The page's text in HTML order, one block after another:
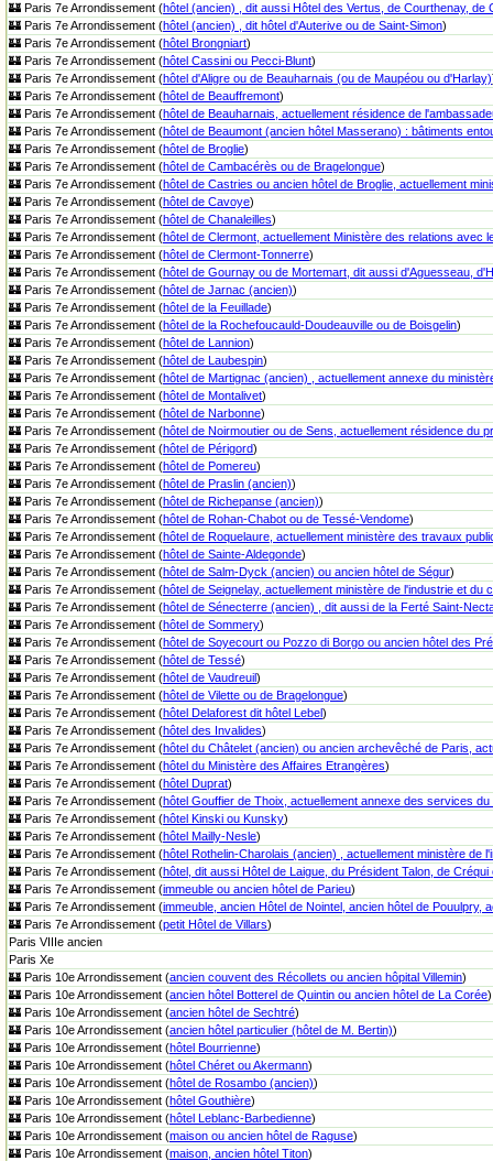
🏰 Paris 7e Arrondissement (hôtel (ancien) , dit aussi Hôtel des Vertus, de Courthenay, de
🏰 Paris 7e Arrondissement (hôtel (ancien) , dit hôtel d'Auterive ou de Saint-Simon)
🏰 Paris 7e Arrondissement (hôtel Brongniart)
🏰 Paris 7e Arrondissement (hôtel Cassini ou Pecci-Blunt)
🏰 Paris 7e Arrondissement (hôtel d'Aligre ou de Beauharnais (ou de Maupéou ou d'Harlay)
🏰 Paris 7e Arrondissement (hôtel de Beauffremont)
🏰 Paris 7e Arrondissement (hôtel de Beauharnais, actuellement résidence de
🏰 Paris 7e Arrondissement (hôtel de Beaumont (ancien hôtel Masserano) : bâtiments
🏰 Paris 7e Arrondissement (hôtel de Broglie)
🏰 Paris 7e Arrondissement (hôtel de Cambacérès ou de Bragelongue)
🏰 Paris 7e Arrondissement (hôtel de Castries ou ancien hôtel de Broglie, actuellement
🏰 Paris 7e Arrondissement (hôtel de Cavoye)
🏰 Paris 7e Arrondissement (hôtel de Chanaleilles)
🏰 Paris 7e Arrondissement (hôtel de Clermont, actuellement Ministère des relations avec
🏰 Paris 7e Arrondissement (hôtel de Clermont-Tonnerre)
🏰 Paris 7e Arrondissement (hôtel de Gournay ou de Mortemart, dit aussi d'Aguesseau,
🏰 Paris 7e Arrondissement (hôtel de Jarnac (ancien))
🏰 Paris 7e Arrondissement (hôtel de la Feuillade)
🏰 Paris 7e Arrondissement (hôtel de la Rochefoucauld-Doudeauville ou de Boisgelin)
🏰 Paris 7e Arrondissement (hôtel de Lannion)
🏰 Paris 7e Arrondissement (hôtel de Laubespin)
🏰 Paris 7e Arrondissement (hôtel de Martignac (ancien) , actuellement annexe du
🏰 Paris 7e Arrondissement (hôtel de Montalivet)
🏰 Paris 7e Arrondissement (hôtel de Narbonne)
🏰 Paris 7e Arrondissement (hôtel de Noirmoutier ou de Sens, actuellement résidence du
🏰 Paris 7e Arrondissement (hôtel de Périgord)
🏰 Paris 7e Arrondissement (hôtel de Pomereu)
🏰 Paris 7e Arrondissement (hôtel de Praslin (ancien))
🏰 Paris 7e Arrondissement (hôtel de Richepanse (ancien))
🏰 Paris 7e Arrondissement (hôtel de Rohan-Chabot ou de Tessé-Vendome)
🏰 Paris 7e Arrondissement (hôtel de Roquelaure, actuellement ministère des travaux
🏰 Paris 7e Arrondissement (hôtel de Sainte-Aldegonde)
🏰 Paris 7e Arrondissement (hôtel de Salm-Dyck (ancien) ou ancien hôtel de Ségur)
🏰 Paris 7e Arrondissement (hôtel de Seignelay, actuellement ministère de l'industrie et du
🏰 Paris 7e Arrondissement (hôtel de Sénecterre (ancien) , dit aussi de la Ferté Saint-
🏰 Paris 7e Arrondissement (hôtel de Sommery)
🏰 Paris 7e Arrondissement (hôtel de Soyecourt ou Pozzo di Borgo ou ancien hôtel des
🏰 Paris 7e Arrondissement (hôtel de Tessé)
🏰 Paris 7e Arrondissement (hôtel de Vaudreuil)
🏰 Paris 7e Arrondissement (hôtel de Vilette ou de Bragelongue)
🏰 Paris 7e Arrondissement (hôtel Delaforest dit hôtel Lebel)
🏰 Paris 7e Arrondissement (hôtel des Invalides)
🏰 Paris 7e Arrondissement (hôtel du Châtelet (ancien) ou ancien archevêché de Paris,
🏰 Paris 7e Arrondissement (hôtel du Ministère des Affaires Etrangères)
🏰 Paris 7e Arrondissement (hôtel Duprat)
🏰 Paris 7e Arrondissement (hôtel Gouffier de Thoix, actuellement annexe des services
🏰 Paris 7e Arrondissement (hôtel Kinski ou Kunsky)
🏰 Paris 7e Arrondissement (hôtel Mailly-Nesle)
🏰 Paris 7e Arrondissement (hôtel Rothelin-Charolais (ancien) , actuellement ministère de
🏰 Paris 7e Arrondissement (hôtel, dit aussi Hôtel de Laigue, du Président Talon, de Créqui
🏰 Paris 7e Arrondissement (immeuble ou ancien hôtel de Parieu)
🏰 Paris 7e Arrondissement (immeuble, ancien Hôtel de Nointel, ancien hôtel de Pouulpry,
🏰 Paris 7e Arrondissement (petit Hôtel de Villars)
Paris VIIIe ancien
Paris Xe
🏰 Paris 10e Arrondissement (ancien couvent des Récollets ou ancien hôpital Villemin)
🏰 Paris 10e Arrondissement (ancien hôtel Botterel de Quintin ou ancien hôtel de La Corée)
🏰 Paris 10e Arrondissement (ancien hôtel de Sechtré)
🏰 Paris 10e Arrondissement (ancien hôtel particulier (hôtel de M. Bertin))
🏰 Paris 10e Arrondissement (hôtel Bourrienne)
🏰 Paris 10e Arrondissement (hôtel Chéret ou Akermann)
🏰 Paris 10e Arrondissement (hôtel de Rosambo (ancien))
🏰 Paris 10e Arrondissement (hôtel Gouthière)
🏰 Paris 10e Arrondissement (hôtel Leblanc-Barbedienne)
🏰 Paris 10e Arrondissement (maison ou ancien hôtel de Raguse)
🏰 Paris 10e Arrondissement (maison, ancien hôtel Titon)